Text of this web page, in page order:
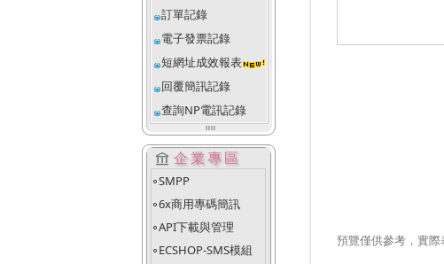
訂單記錄
電子發票記錄
短網址成效報表
回覆簡訊記錄
查詢NP電訊記錄
account_balance 企業專區
fiber_manual_record SMPP
fiber_manual_record 6x商用專碼簡訊
fiber_manual_record API下載與管理
fiber_manual_record ECSHOP-SMS模組
預覽僅供參考，實際